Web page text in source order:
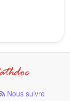
Nous suivre